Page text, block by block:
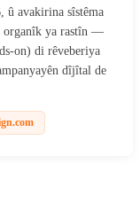
avakirina sîstêma
organîk ya rastîn —
on) di rêveberiya
dîjîtal de